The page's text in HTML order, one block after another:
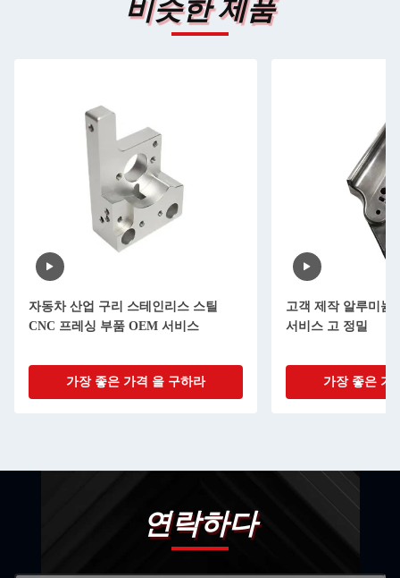
비슷한 제품
고객 제작 알루미늄 CNC 프레싱 부품
서비스 고 정밀
가장 좋은 가격 을 구하라
CMM 제어
스틸 금속
가
연락하다